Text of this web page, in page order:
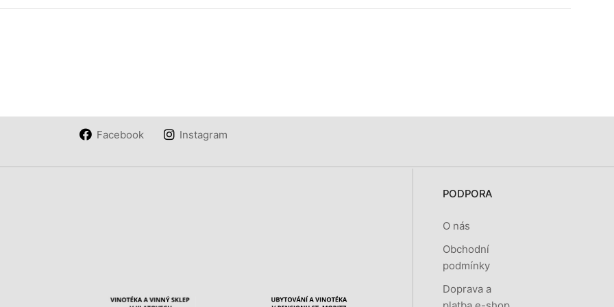
Facebook Instagram
PODPORA
O nás
Obchodní
podmínky
Doprava a